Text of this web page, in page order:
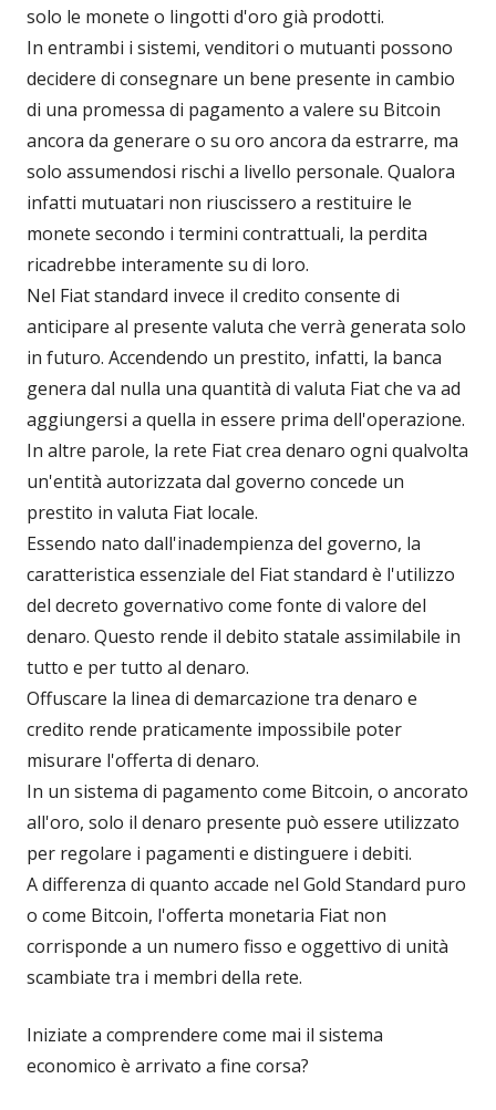
solo le monete o lingotti d'oro già prodotti.
In entrambi i sistemi, venditori o mutuanti possono
decidere di consegnare un bene presente in cambio
di una promessa di pagamento a valere su Bitcoin
ancora da generare o su oro ancora da estrarre, ma
solo assumendosi rischi a livello personale. Qualora
infatti mutuatari non riuscissero a restituire le
monete secondo i termini contrattuali, la perdita
ricadrebbe interamente su di loro.
Nel Fiat standard invece il credito consente di
anticipare al presente valuta che verrà generata solo
in futuro. Accendendo un prestito, infatti, la banca
genera dal nulla una quantità di valuta Fiat che va ad
aggiungersi a quella in essere prima dell'operazione.
In altre parole, la rete Fiat crea denaro ogni qualvolta
un'entità autorizzata dal governo concede un
prestito in valuta Fiat locale.
Essendo nato dall'inadempienza del governo, la
caratteristica essenziale del Fiat standard è l'utilizzo
del decreto governativo come fonte di valore del
denaro. Questo rende il debito statale assimilabile in
tutto e per tutto al denaro.
Offuscare la linea di demarcazione tra denaro e
credito rende praticamente impossibile poter
misurare l'offerta di denaro.
In un sistema di pagamento come Bitcoin, o ancorato
all'oro, solo il denaro presente può essere utilizzato
per regolare i pagamenti e distinguere i debiti.
A differenza di quanto accade nel Gold Standard puro
o come Bitcoin, l'offerta monetaria Fiat non
corrisponde a un numero fisso e oggettivo di unità
scambiate tra i membri della rete.
Iniziate a comprendere come mai il sistema
economico è arrivato a fine corsa?